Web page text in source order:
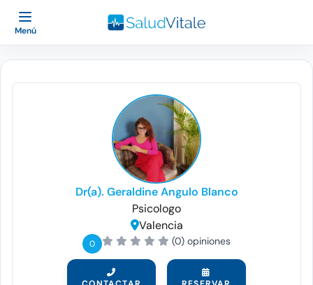
Menú
Dr(a). Geraldine Angulo Blanco
Psicologo
Valencia
0 (0) opiniones